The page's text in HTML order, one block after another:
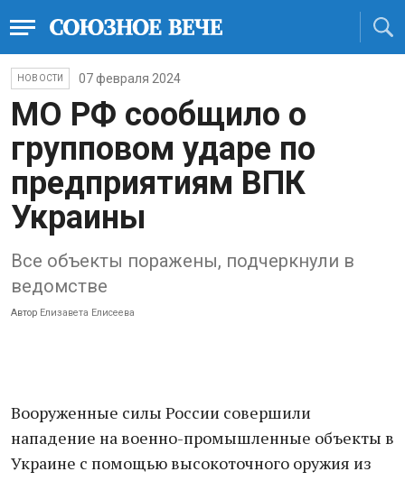
НОВОСТИ 07 февраля 2024
МО РФ сообщило о
групповом ударе по
предприятиям ВПК
Украины
Все объекты поражены, подчеркнули в
ведомстве
Автор Елизавета Елисеева
Вооруженные силы России совершили
нападение на военно-промышленные объекты в
Украине с помощью высокоточного оружия из